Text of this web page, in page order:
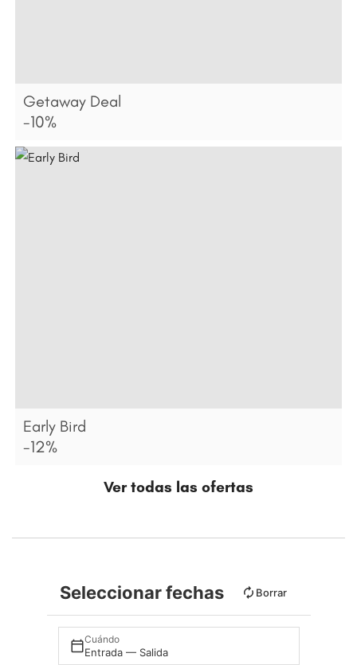
Getaway Deal
-10%
Early Bird
-12%
Ver todas las ofertas
Seleccionar fechas Borrar
Cuándo
Entrada — Salida